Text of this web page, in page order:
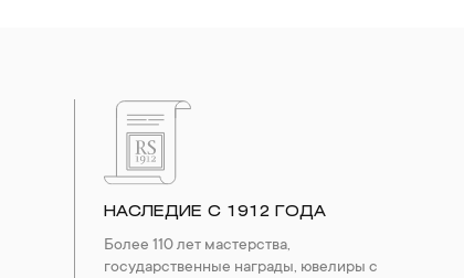
НАСЛЕДИЕ С 1912 ГОДА
Более 110 лет мастерства,
государственные награды, ювелиры с